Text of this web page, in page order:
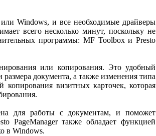
Windows, и все необходимые драйверы
всего несколько минут, поскольку не
программы: MF Toolbox и Presto
или копирования. Это удобный
документа, а также изменения типа
визитных карточек, которая
для работы с документам, и поможет
PageManager также обладает функцией
в Windows.